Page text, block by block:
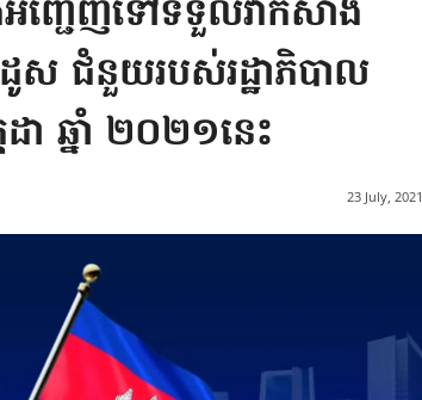
អញ្ជើញទៅទទួលវ៉ាក់សាំង
ជំនួយរបស់រដ្ឋាភិបាល
ា ឆ្នាំ ២០២១នេះ
23 July, 2021